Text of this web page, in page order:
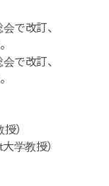
で改訂、
で改訂、
）
学教授）